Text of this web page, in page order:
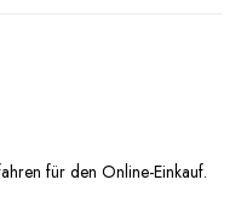
für den Online-Einkauf.